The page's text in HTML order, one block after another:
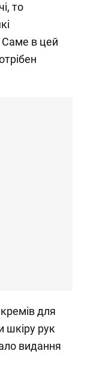
то
Саме в цей
для
шкіру рук
видання